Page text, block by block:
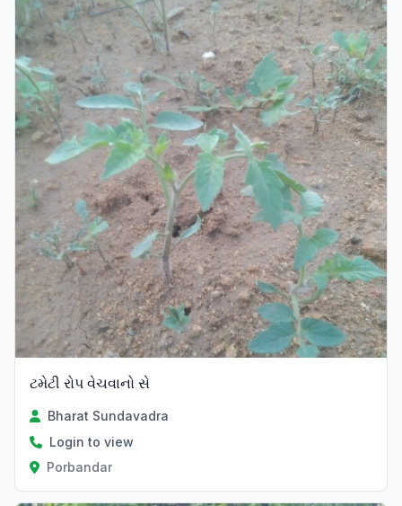
ટમેટી રોપ વેચવાનો સે
Bharat Sundavadra
Login to view
Porbandar